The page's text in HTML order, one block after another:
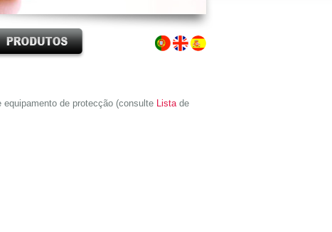
de protecção (consulte Listade